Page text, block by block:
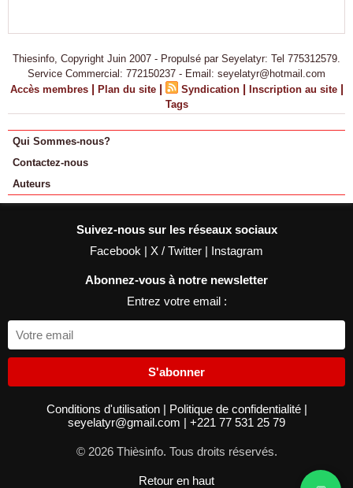
Thiesinfo, Copyright Juin 2007 - Propulsé par Seyelatyr: Tel 775312579.
Service Commercial: 772150237 - Email: seyelatyr@hotmail.com
Accès membres | Plan du site | Syndication | Inscription au site |
Tags
Qui Sommes-nous?
Contactez-nous
Auteurs
Suivez-nous sur les réseaux sociaux
Facebook | X / Twitter | Instagram
Abonnez-vous à notre newsletter
Entrez votre email :
S'abonner
Conditions d'utilisation | Politique de confidentialité |
seyelatyr@gmail.com | +221 77 531 25 79
© 2026 Thièsinfo. Tous droits réservés.
Retour en haut